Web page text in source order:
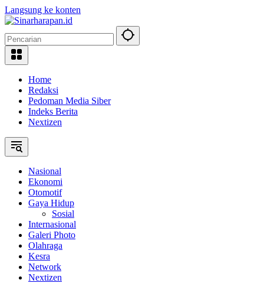
Langsung ke konten
Home
Redaksi
Pedoman Media Siber
Indeks Berita
Nextizen
Nasional
Ekonomi
Otomotif
Gaya Hidup
Sosial
Internasional
Galeri Photo
Olahraga
Kesra
Network
Nextizen